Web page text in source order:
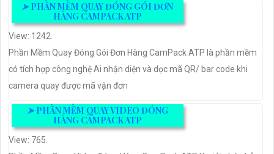
➤PHẦN MỀM QUAY ĐÓNG GÓI ĐƠN
HÀNG CAMPACK ATP
View: 1242.
Phần Mềm Quay Đóng Gói Đơn Hàng CamPack ATP là phần mềm
có tích hợp công nghệ Ai nhận diện và dọc mã QR/ bar code khi
camera quay được mã vận đơn
➤PHẦN MỀM QUAY VIDEO ĐÓNG
HÀNG CAMPACK ATP
View: 765.